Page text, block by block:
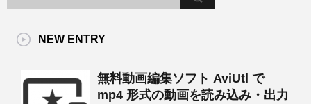
NEW ENTRY
無料動画編集ソフト AviUtl で
mp4 形式の動画を読み込み・出力